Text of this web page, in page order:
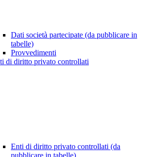
Dati società partecipate (da pubblicare in
tabelle)
Provvedimenti
di diritto privato controllati
Enti di diritto privato controllati (da